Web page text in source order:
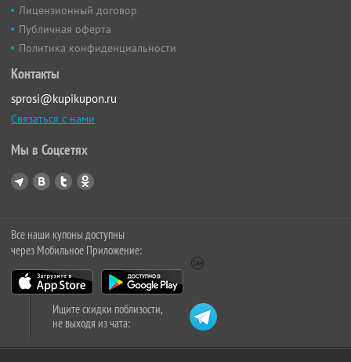
Лицензионный договор
Публичная оферта
Политика конфиденциальности
Контакты
sprosi@kupikupon.ru
Связаться с нами
Мы в Соцсетях
Все наши купоны доступны
через Мобильное Приложение:
Ищите скидки поблизости,
не выходя из чата: